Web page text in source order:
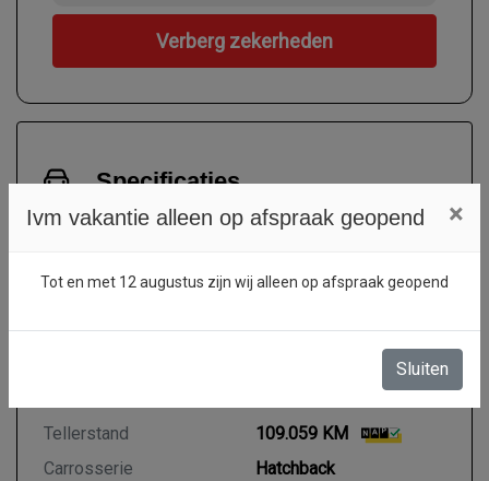
Verberg zekerheden
Specificaties
Kenteken 78ZNF8
Datum eerste toelating
04-01-2013
Tellerstand
109.059 KM
Carrosserie
Hatchback
Ivm vakantie alleen op afspraak geopend ×
Tot en met 12 augustus zijn wij alleen op afspraak geopend
Sluiten